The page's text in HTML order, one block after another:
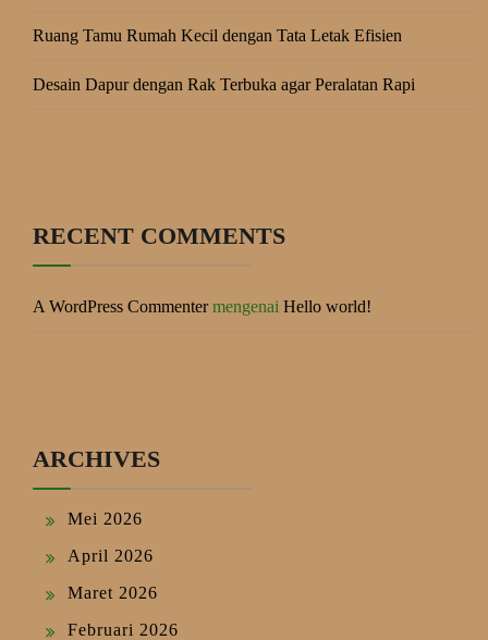
Ruang Tamu Rumah Kecil dengan Tata Letak Efisien
Desain Dapur dengan Rak Terbuka agar Peralatan Rapi
RECENT COMMENTS
A WordPress Commentermengenai Hello world!
ARCHIVES
Mei 2026
April 2026
Maret 2026
Februari 2026